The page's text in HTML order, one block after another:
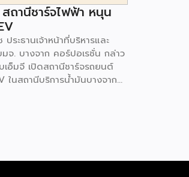
ถานีชาร์จไฟฟ้า หนุน
ระธานเจ้าหน้าที่บริหารและ
จ. บางจาก คอร์ปอเรชั่น กล่าว
อ็มจี เปิดสถานีชาร์จรถยนต์
ในสถานีบริการน้ำมันบางจาก
บางจากมีสถานีชาร์จรถ EV ทั้ง